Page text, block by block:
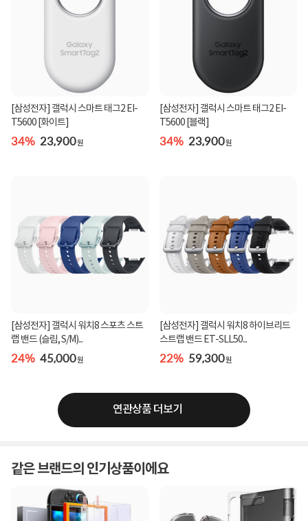
[삼성전자] 갤럭시 스마트 태그2 EI-
T5600 [화이트]
34% 23,900원
[삼성전자] 갤럭시 스마트 태그2 EI-
T5600 [블랙]
34% 23,900원
[삼성전자] 갤럭시 워치8 스포츠 스트
랩 밴드 (슬림, S/M)...
24% 45,000원
[삼성전자] 갤럭시 워치8 하이브리드
스트랩 밴드 ET-SLL50...
22% 59,300원
연관상품 더보기
같은 브랜드의 인기상품이에요